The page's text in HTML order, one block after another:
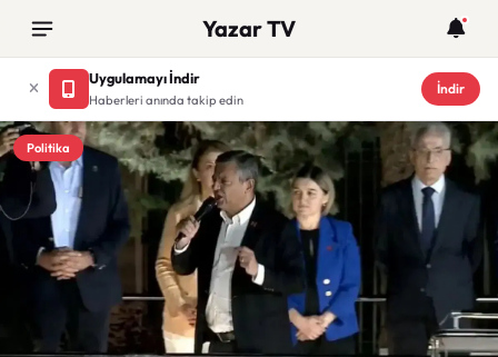
Yazar TV
Uygulamayı İndir
Haberleri anında takip edin
İndir
Politika